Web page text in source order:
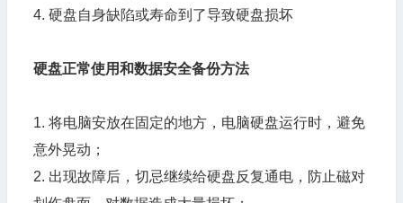
4. 硬盘自身缺陷或寿命到了导致硬盘损坏
硬盘正常使用和数据安全备份方法
1. 将电脑安放在固定的地方，电脑硬盘运行时，避免
意外晃动；
2. 出现故障后，切忌继续给硬盘反复通电，防止磁对